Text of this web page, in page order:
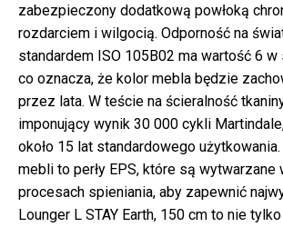
zabezpieczony dodatkową powłoką
rozdarciem i wilgocią. Odporność na
standardem ISO 105B02 ma wartość 6
co oznacza, że kolor mebla będzie
przez lata. W teście na ścieralność
imponujący wynik 30 000 cykli
około 15 lat standardowego użytkowania.
mebli to perły EPS, które są wytwarzane
procesach spieniania, aby zapewnić
Lounger L STAY Earth, 150 cm to nie